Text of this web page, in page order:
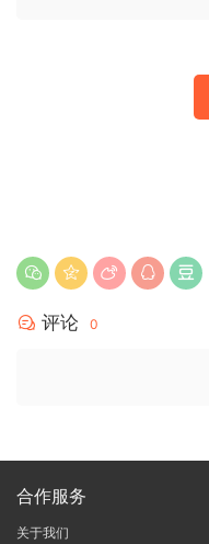
评论 0
合作服务
关于我们